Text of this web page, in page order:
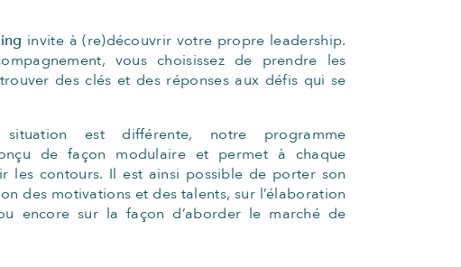
invite à (re)découvrir votre propre leadership.
vous choisissez de prendre les
des clés et des réponses aux défis qui se
est différente, notre programme
de façon modulaire et permet à chaque
les contours. Il est ainsi possible de porter son
des motivations et des talents, sur l’élaboration
encore sur la façon d’aborder le marché de